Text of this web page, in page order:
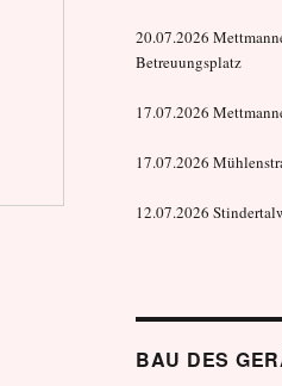
20.07.2026
Betreuungsplatz
17.07.2026
17.07.2026
12.07.2026
BAU DES